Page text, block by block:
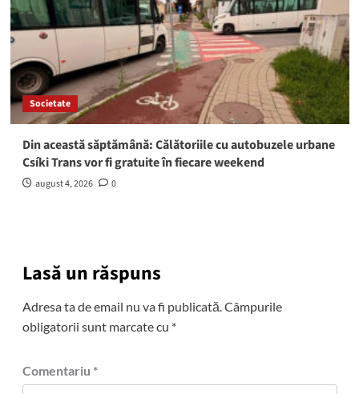
Societate
Din această săptămână: Călătoriile cu autobuzele urbane
Csíki Trans vor fi gratuite în fiecare weekend
august 4, 2026 0
Lasă un răspuns
Adresa ta de email nu va fi publicată.Câmpurile
obligatorii sunt marcate cu *
Comentariu *